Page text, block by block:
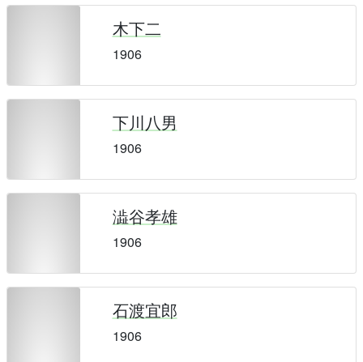
木下二
1906
下川八男
1906
澁谷孝雄
1906
石渡宜郎
1906